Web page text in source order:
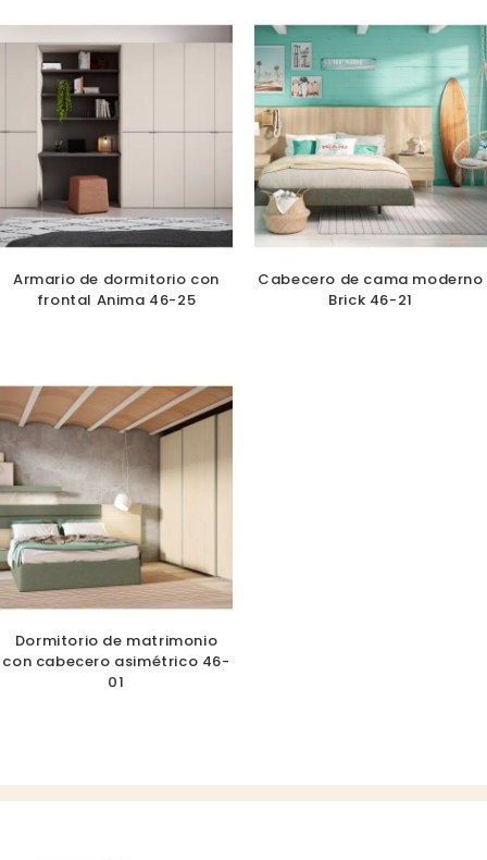
Armario de dormitorio con
frontal Anima 46-25
Cabecero de cama moderno
Brick 46-21
Dormitorio de matrimonio
con cabecero asimétrico 46-
01